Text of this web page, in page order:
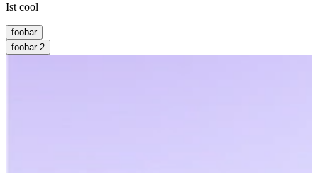
Ist cool
foobar
foobar 2